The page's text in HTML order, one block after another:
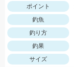
ポイント
釣魚
釣り方
釣果
サイズ